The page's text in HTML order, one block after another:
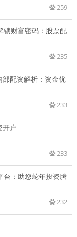
259
锁财富密码：股票配
235
部配资解析：资金优
233
开户
233
232